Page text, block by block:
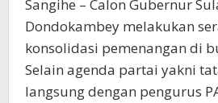
Sangihe – Calon Gubernur
Dondokambey melakukan
konsolidasi pemenangan di
Selain agenda partai yakni
langsung dengan pengurus